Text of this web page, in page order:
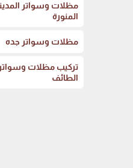
مظلات وسواتر
المنورة
مظلات وسواتر جده
تركيب مظلات وسواتر
الطائف